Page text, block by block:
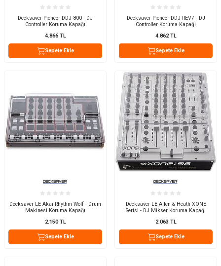
Decksaver Pioneer DDJ-800 - DJ
Controller Koruma Kapağı
4.866TL
Sepete Ekle
Decksaver Pioneer DDJ-REV7 - DJ
Controller Koruma Kapağı
4.862TL
Sepete Ekle
Decksaver LE Akai Rhythm Wolf - Drum
Makinesi Koruma Kapağı
2.150TL
Sepete Ekle
Decksaver LE Allen & Heath XONE
Serisi - DJ Mikser Koruma Kapağı
2.063 TL
Sepete Ekle